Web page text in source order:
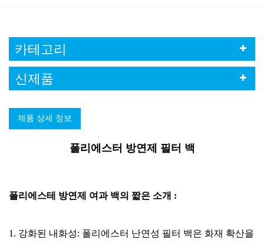
카테고리
신제품
제품 상세 정보
폴리에스터 방연제 필터 백
폴리에스테 방연제 여과 백의 짧은 소개 :
1. 강화된 내화성: 폴리에스터 난연성 필터 백은 화재 확산을